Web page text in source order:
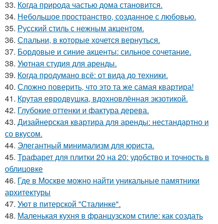
33. Когда природа частью дома становится.
34. Небольшое пространство, созданное с любовью.
35. Русский стиль с нежным акцентом.
36. Спальни, в которые хочется вернуться.
37. Бордовые и синие акценты: сильное сочетание.
38. Уютная студия для аренды.
39. Когда продумано всё: от вида до техники.
40. Сложно поверить, что это та же самая квартира!
41. Крутая евродвушка, вдохновлённая экзотикой.
42. Глубокие оттенки и фактура дерева.
43. Дизайнерская квартира для аренды: нестандартно и
со вкусом.
44. Элегантный минимализм для юриста.
45. Трафарет для плитки 20 на 20: удобство и точность в
облицовке
46. Где в Москве можно найти уникальные памятники
архитектуры
47. Уют в питерской "Сталинке".
48. Маленькая кухня в французском стиле: как создать